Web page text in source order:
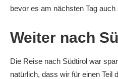
bevor es am nächsten Tag
Weiter nach
Die Reise nach Südtirol war
natürlich, dass wir für einen Teil